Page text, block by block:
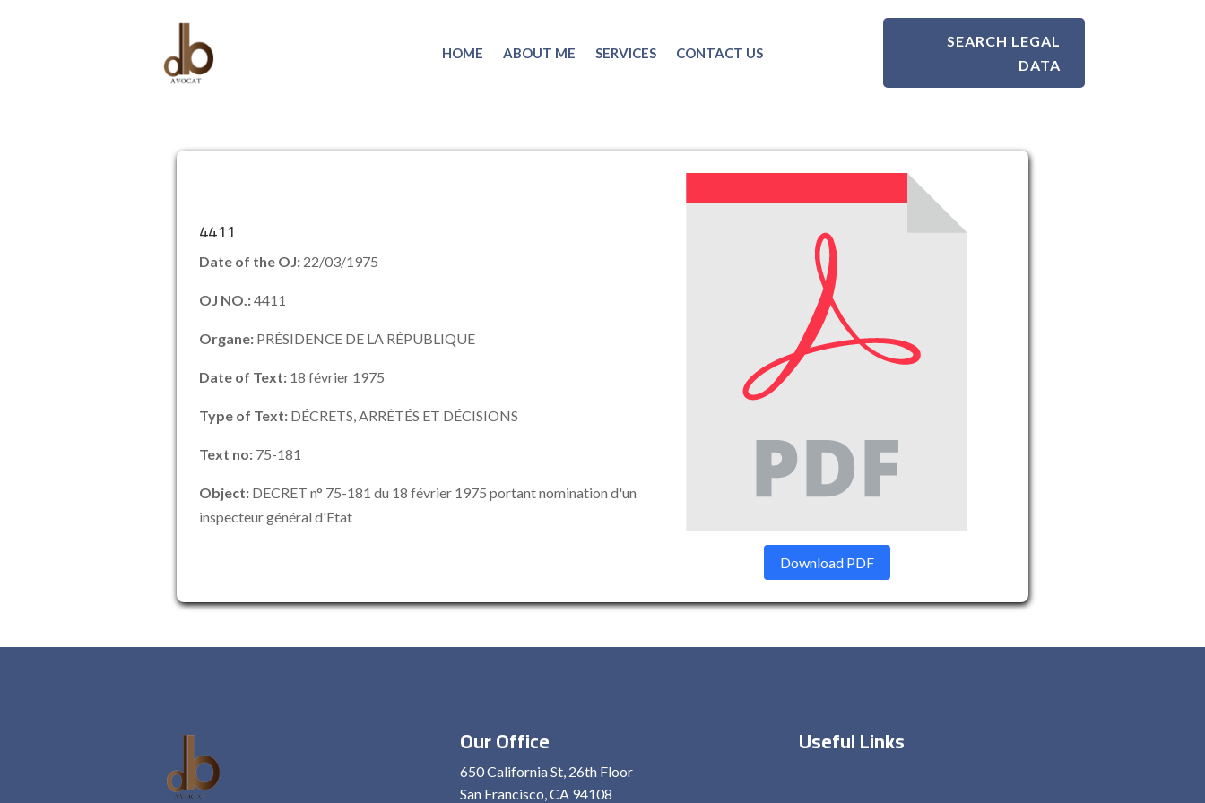
HOME ABOUT ME SERVICES CONTACT US
SEARCH LEGAL
DATA
4411
Date of the OJ: 22/03/1975
OJ NO.:4411
Organe: PRÉSIDENCE DE LA RÉPUBLIQUE
Date of Text: 18 février 1975
Type of Text: DÉCRETS, ARRÊTÉS ET DÉCISIONS
Text no: 75-181
Object: DECRET n° 75-181 du 18 février 1975 portant nomination d'un
inspecteur général d'Etat
Download PDF
Our Office
650 California St, 26th Floor
San Francisco, CA 94108
Useful Links